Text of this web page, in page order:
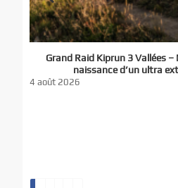
Grand Raid Kiprun 3 Vallées
naissance d’un ultra
4 août 2026